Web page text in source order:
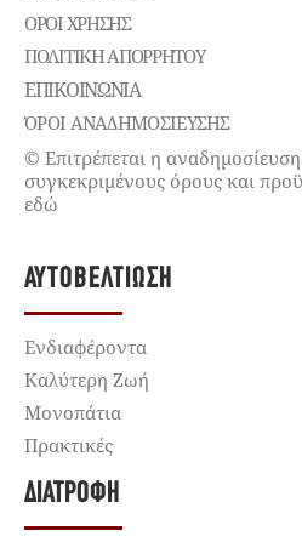
ΌΡΟΙ ΧΡΉΣΗΣ
ΠΟΛΙΤΙΚΉ ΑΠΟΡΡΉΤΟΥ
ΕΠΙΚΟΙΝΩΝΊΑ
ΌΡΟΙ ΑΝΑΔΗΜΟΣΙΕΥΣΗΣ
© Επιτρέπεται η
συγκεκριμένους όρους και
εδώ
ΑΥΤΟΒΕΛΤΊΩΣΗ
Ενδιαφέροντα
Καλύτερη Ζωή
Μονοπάτια
Πρακτικές
ΔΙΑΤΡΟΦΉ